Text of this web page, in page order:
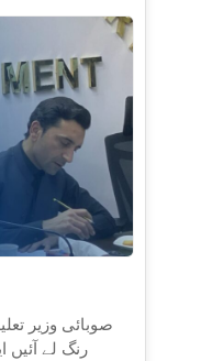
صوبائی وزیر
رنگ لے آئیں